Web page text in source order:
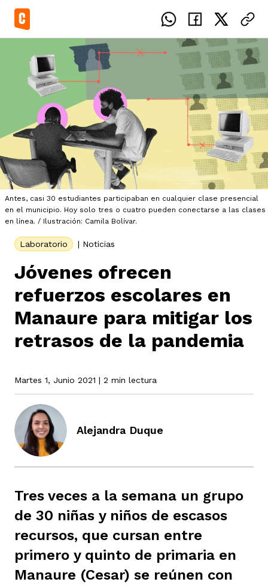
Antes, casi 30 estudiantes participaban en cualquier clase presencial
en el municipio. Hoy solo tres o cuatro pueden conectarse a las clases
en línea. / Ilustración: Camila Bolívar.
Laboratorio | Noticias
Jóvenes ofrecen
refuerzos escolares en
Manaure para mitigar los
retrasos de la pandemia
Martes 1, Junio 2021 | 2 min lectura
Alejandra Duque
Tres veces a la semana un grupo
de 30 niñas y niños de escasos
recursos, que cursan entre
primero y quinto de primaria en
Manaure (Cesar) se reúnen con
país
del Caguán
del Cesar
de Atrato
étnicos
armado
país
fórmula
principios
de estilo
equipo